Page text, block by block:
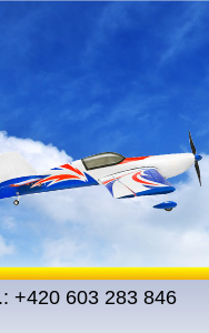
+420 603 283 846